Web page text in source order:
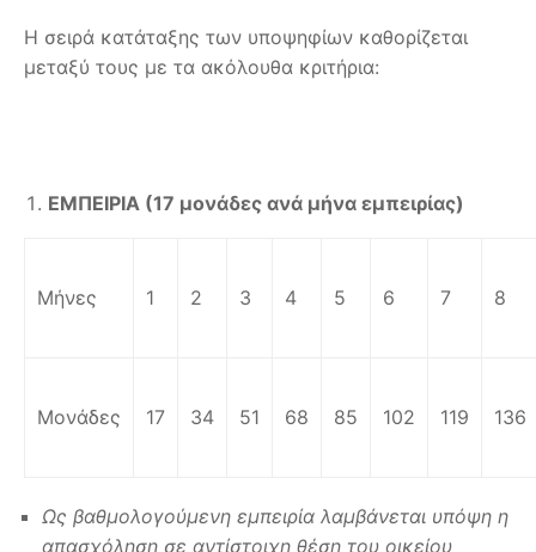
Η σειρά κατάταξης των υποψηφίων καθορίζεται
μεταξύ τους με τα ακόλουθα κριτήρια:
ΕΜΠΕΙΡΙΑ (17 μονάδες ανά μήνα εμπειρίας)
Μήνες 1 2 3 4 5 6 7 8
Μονάδες 17 34 51 68 85 102 119 136
Ως βαθμολογούμενη εμπειρία λαμβάνεται υπόψη η
απασχόληση σε αντίστοιχη θέση του οικείου